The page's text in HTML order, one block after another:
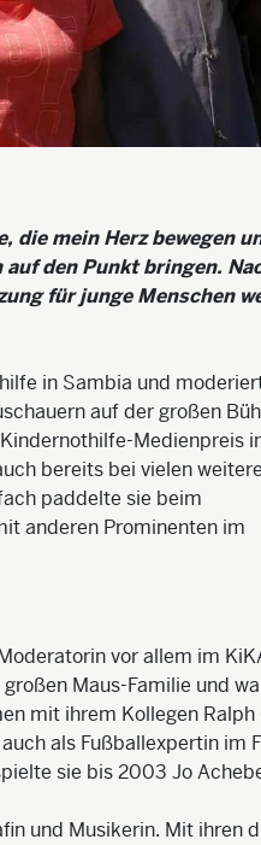
die mein Herz bewegen
den Punkt bringen.
für junge Menschen
in Sambia und
auf der großen
Medienpreis
bereits bei vielen
paddelte sie beim
anderen Prominenten im
vor allem im
Maus-Familie und
mit ihrem Kollegen Ralph
als Fußballexpertin im
sie bis 2003 Jo
und Musikerin. Mit ihren